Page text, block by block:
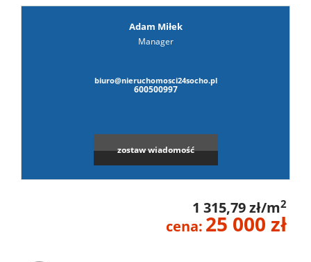
Adam Miłek
Manager
biuro@nieruchomosci24socho.pl
600500997
zostaw wiadomość
1 315,79 zł/m2
cena: 25 000 zł